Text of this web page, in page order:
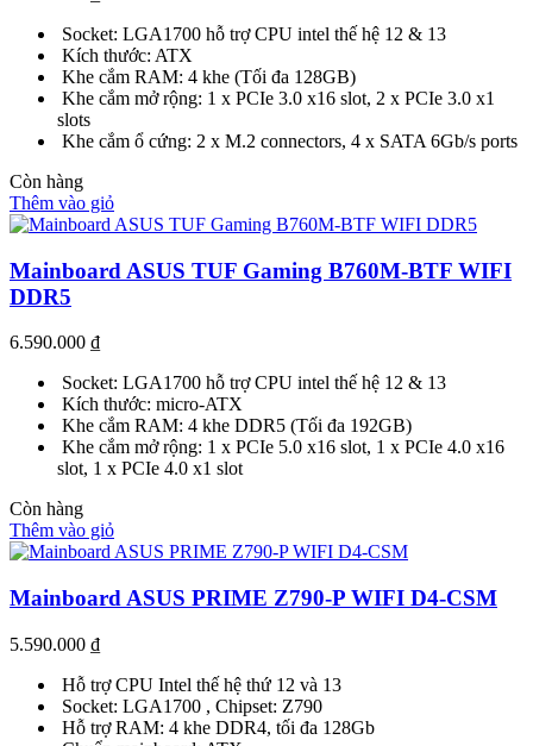
Socket: LGA1700 hỗ trợ CPU intel thế hệ 12 & 13
Kích thước: ATX
Khe cắm RAM: 4 khe (Tối đa 128GB)
Khe cắm mở rộng: 1 x PCIe 3.0 x16 slot, 2 x PCIe 3.0 x1
slots
Khe cắm ổ cứng: 2 x M.2 connectors, 4 x SATA 6Gb/s ports
Còn hàng
Thêm vào giỏ
Mainboard ASUS TUF Gaming B760M-BTF WIFI
DDR5
6.590.000 ₫
Socket: LGA1700 hỗ trợ CPU intel thế hệ 12 & 13
Kích thước: micro-ATX
Khe cắm RAM: 4 khe DDR5 (Tối đa 192GB)
Khe cắm mở rộng: 1 x PCIe 5.0 x16 slot, 1 x PCIe 4.0 x16
slot, 1 x PCIe 4.0 x1 slot
Còn hàng
Thêm vào giỏ
Mainboard ASUS PRIME Z790-P WIFI D4-CSM
5.590.000 ₫
Hỗ trợ CPU Intel thế hệ thứ 12 và 13
Socket: LGA1700 , Chipset: Z790
Hỗ trợ RAM: 4 khe DDR4, tối đa 128Gb